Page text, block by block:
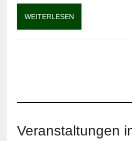
WEITERLESEN
Veranstaltungen